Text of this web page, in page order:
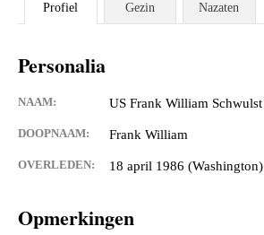
Profiel Gezin Nazaten
Personalia
NAAM: US Frank William Schwulst
DOOPNAAM: Frank William
OVERLEDEN: 18 april 1986 (Washington)
Opmerkingen